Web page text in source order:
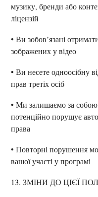
музику, бренди або
ліцензій
• Ви зобов’язані
зображених у відео
• Ви несете одноосібну
прав третіх осіб
• Ми залишаємо за
потенційно порушує
права
• Повторні порушення
вашої участі у програмі
13. ЗМІНИ ДО ЦІЄЇ